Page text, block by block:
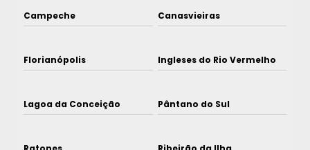
Campeche Canasvieiras
Florianópolis Ingleses do Rio Vermelho
Lagoa da Conceição Pântano do Sul